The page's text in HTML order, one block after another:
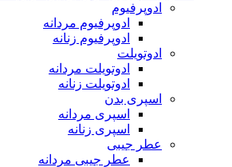
ادوپرفیوم
ادوپرفیوم مردانه
ادوپرفیوم زنانه
ادوتویلت
ادوتویلت مردانه
ادوتویلت زنانه
اسپری بدن
اسپری مردانه
اسپری زنانه
عطر جیبی
عطر جیبی مردانه